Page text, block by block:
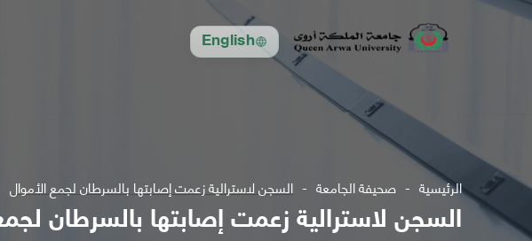
English
الرئيسية صحيفة الجامعة السجن لاسترالية زعمت إصابتها بالسرطان لجمع الأموال
السجن لاسترالية زعمت إصابتها بالسرطان